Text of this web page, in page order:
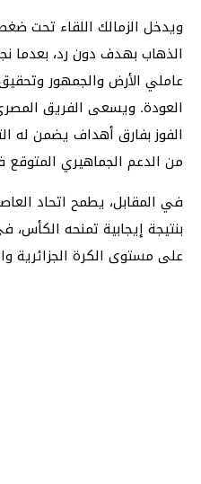
ويدخل الزمالك اللقاء تحت
الذهاب بهدف دون رد، بعدما
عاملي الأرض والجمهور
العودة. ويسعى الفريق
الفوز بفارق أهداف يضمن له
من الدعم الجماهيري
في المقابل، يطمح اتحاد
بنتيجة إيجابية تمنحه الكأس،
على مستوى الكرة الجزائرية